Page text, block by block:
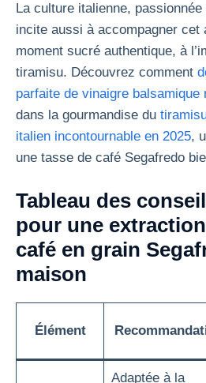
La culture italienne,
incite aussi à accompagner cet
moment sucré authentique, à
tiramisu. Découvrez comment
parfaite de vinaigre balsamique
dans la gourmandise du
italien incontournable en 2025,
une tasse de café Segafredo
Tableau des
pour une
café en grain
maison
Élément
Adaptée à la